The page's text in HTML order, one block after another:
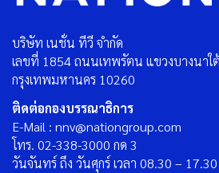
บริษัท เนชั่น ทีวี จำกัด
เลขที่ 1854 ถนนเทพรัตน แขวงบางนาใ
กรุงเทพมหานคร 10260
ติดต่อกองบรรณาธิการ
E-Mail : nnv@nationgroup.com
โทร. 02-338-3000 กด 3
วันจันทร์ ถึง วันศุกร์ เวลา 08.30 –